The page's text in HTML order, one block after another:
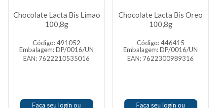
Chocolate Lacta Bis Limao
100,8g
Código: 491052
Embalagem: DP/0016/UN
EAN: 7622210535016
Faça seu login ou
Chocolate Lacta Bis Oreo
100,8g
Código: 446415
Embalagem: DP/0016/UN
EAN: 7622300989316
Faça seu login ou